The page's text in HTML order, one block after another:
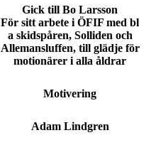
Gick till Bo Larsson
För sitt arbete i ÖFIF med bl
a skidspåren, Solliden och
Allemansluffen, till glädje för
motionärer i alla åldrar
Motivering
Adam Lindgren